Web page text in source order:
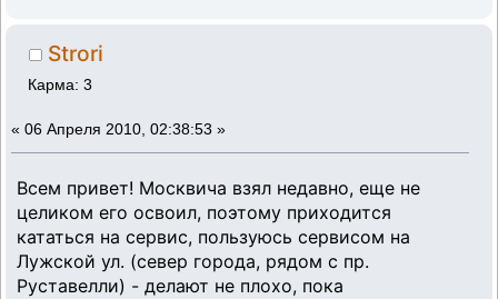
Strori
Карма: 3
« 06 Апреля 2010, 02:38:53 »
Всем привет! Москвича взял недавно, еще не
целиком его освоил, поэтому приходится
кататься на сервис, пользуюсь сервисом на
Лужской ул. (север города, рядом с пр.
Руставелли) - делают не плохо, пока